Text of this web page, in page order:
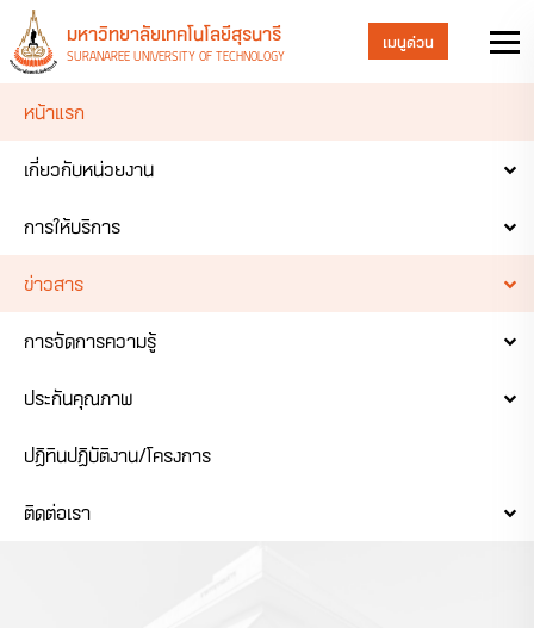
มหาวิทยาลัยเทคโนโลยีสุรนารี
SURANAREE UNIVERSITY OF TECHNOLOGY
เมนูด่วน
หน้าแรก
เกี่ยวกับหน่วยงาน
การให้บริการ
ข่าวสาร
การจัดการความรู้
ประกันคุณภาพ
ปฏิทินปฏิบัติงาน/โครงการ
ติดต่อเรา